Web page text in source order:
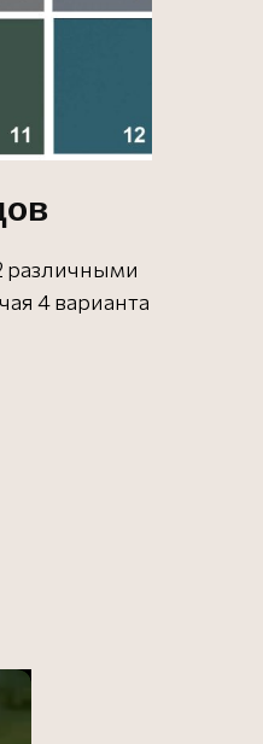
различными
4 варианта